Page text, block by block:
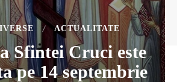
ACTUALITATE
Sfintei Cruci este
pe 14 septembrie